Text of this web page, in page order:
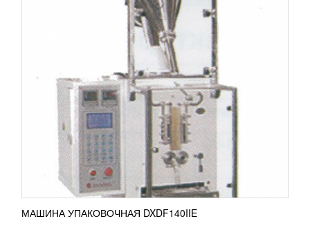
МАШИНА УПАКОВОЧНАЯ DXDF140IIE
АВТОМАТ ФАСОВОЧНО-УПАКОВОЧНЫЙ
242 863RUB
Данная серия автоматов предназначена для
высокоскоростной дозировки сыпучих продуктовых
разновидностей (сухое молоко, соль, сахар,
мука)....
ПОДРОБНЕЕ